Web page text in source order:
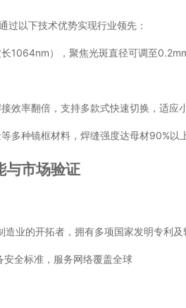
过以下技术优势实现行业领先：
1064nm），聚焦光斑直径可调至
效率翻倍，支持多款式快速切换，适
多种镜框材料，焊缝强度达母材90%
与市场验证
业的开拓者，拥有多项国家发明专利
安全标准，服务网络覆盖全球